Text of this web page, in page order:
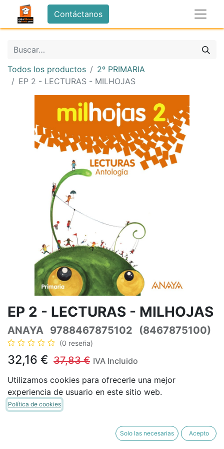
Contáctanos
Todos los productos
2º PRIMARIA
EP 2 - LECTURAS - MILHOJAS
EP 2 - LECTURAS - MILHOJAS
ANAYA 9788467875102 (8467875100)
(0 reseña)
32,16 € 37,83€ IVA Incluido
AÑADIR A LA CESTA
Utilizamos cookies para ofrecerle una mejor
experiencia de usuario en este sitio web.
Política de cookies
Solo las necesarias Acepto